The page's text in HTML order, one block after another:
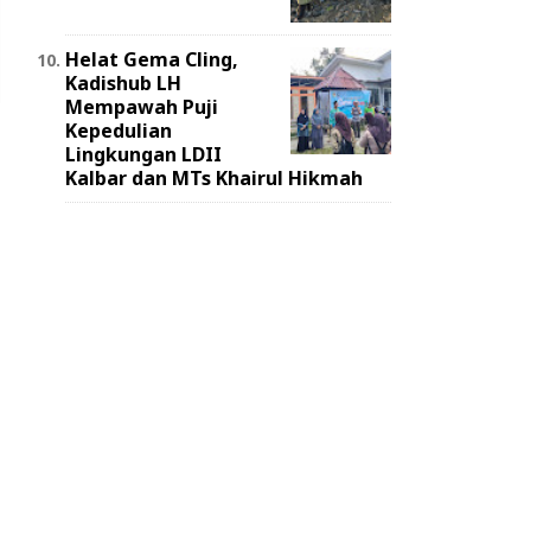
Helat Gema Cling,
Kadishub LH
Mempawah Puji
Kepedulian
Lingkungan LDII
Kalbar dan MTs Khairul Hikmah